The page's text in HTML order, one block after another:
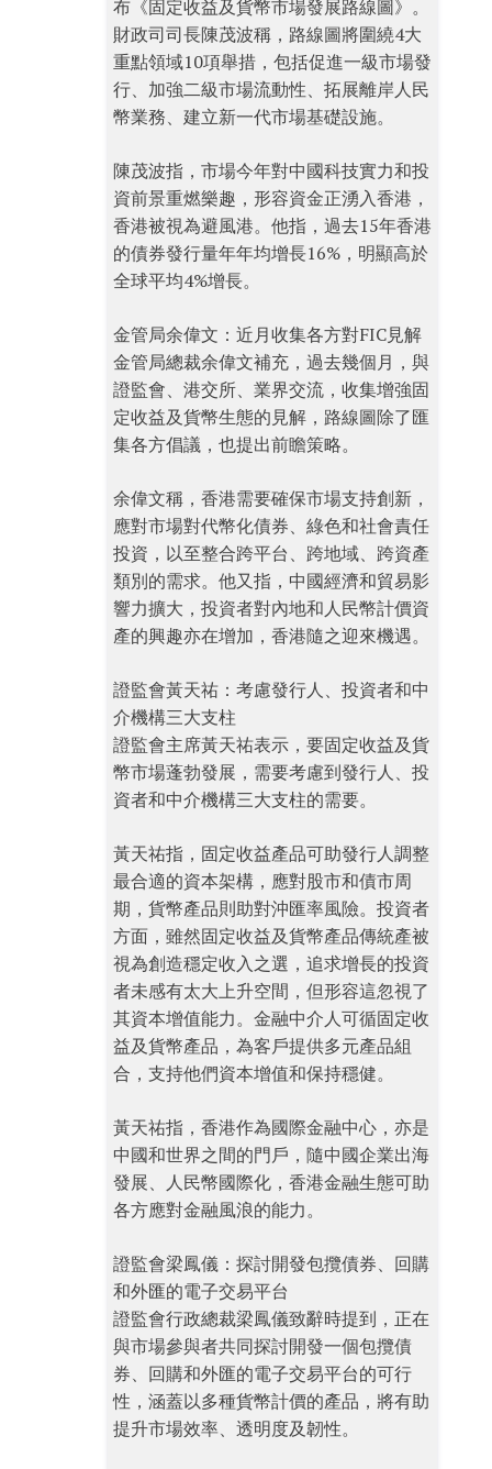
布《固定收益及貨幣市場發展路線圖》。
財政司司長陳茂波稱，路線圖將圍繞4大
重點領域10項舉措，包括促進一級市場發
行、加強二級市場流動性、拓展離岸人民
幣業務、建立新一代市場基礎設施。
陳茂波指，市場今年對中國科技實力和投
資前景重燃樂趣，形容資金正湧入香港，
香港被視為避風港。他指，過去15年香港
的債券發行量年年均增長16%，明顯高於
全球平均4%增長。
金管局余偉文：近月收集各方對FIC見解
金管局總裁余偉文補充，過去幾個月，與
證監會、港交所、業界交流，收集增強固
定收益及貨幣生態的見解，路線圖除了匯
集各方倡議，也提出前瞻策略。
余偉文稱，香港需要確保市場支持創新，
應對市場對代幣化債券、綠色和社會責任
投資，以至整合跨平台、跨地域、跨資產
類別的需求。他又指，中國經濟和貿易影
響力擴大，投資者對內地和人民幣計價資
產的興趣亦在增加，香港隨之迎來機遇。
證監會黃天祐：考慮發行人、投資者和中
介機構三大支柱
證監會主席黃天祐表示，要固定收益及貨
幣市場蓬勃發展，需要考慮到發行人、投
資者和中介機構三大支柱的需要。
黃天祐指，固定收益產品可助發行人調整
最合適的資本架構，應對股市和債市周
期，貨幣產品則助對沖匯率風險。投資者
方面，雖然固定收益及貨幣產品傳統產被
視為創造穩定收入之選，追求增長的投資
者未感有太大上升空間，但形容這忽視了
其資本增值能力。金融中介人可循固定收
益及貨幣產品，為客戶提供多元產品組
合，支持他們資本增值和保持穩健。
黃天祐指，香港作為國際金融中心，亦是
中國和世界之間的門戶，隨中國企業出海
發展、人民幣國際化，香港金融生態可助
各方應對金融風浪的能力。
證監會梁鳳儀：探討開發包攬債券、回購
和外匯的電子交易平台
證監會行政總裁梁鳳儀致辭時提到，正在
與市場參與者共同探討開發一個包攬債
券、回購和外匯的電子交易平台的可行
性，涵蓋以多種貨幣計價的產品，將有助
提升市場效率、透明度及韌性。